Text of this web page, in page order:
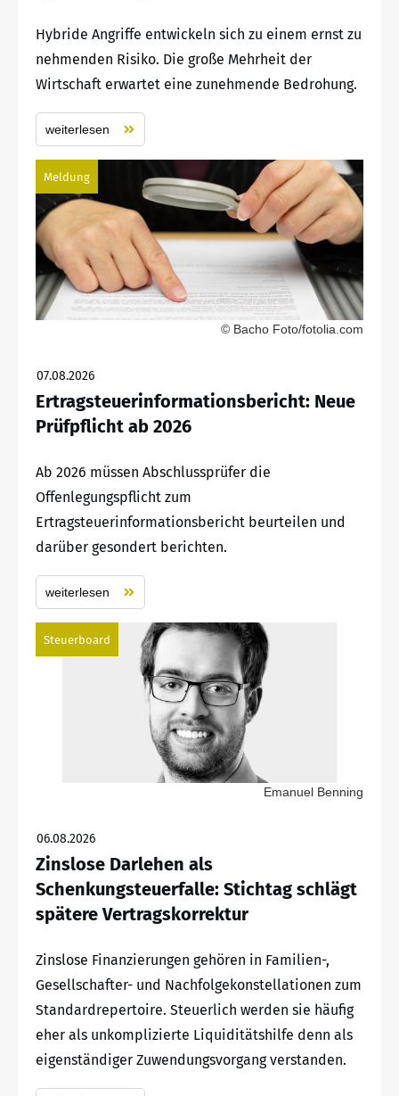
Hybride Angriffe entwickeln sich zu einem ernst zu
nehmenden Risiko. Die große Mehrheit der
Wirtschaft erwartet eine zunehmende Bedrohung.
weiterlesen
Meldung
© Bacho Foto/fotolia.com
07.08.2026
Ertragsteuerinformationsbericht: Neue
Prüfpflicht ab 2026
Ab 2026 müssen Abschlussprüfer die
Offenlegungspflicht zum
Ertragsteuerinformationsbericht beurteilen und
darüber gesondert berichten.
weiterlesen
Steuerboard
Emanuel Benning
06.08.2026
Zinslose Darlehen als
Schenkungsteuerfalle: Stichtag schlägt
spätere Vertragskorrektur
Zinslose Finanzierungen gehören in Familien-,
Gesellschafter- und Nachfolgekonstellationen zum
Standardrepertoire. Steuerlich werden sie häufig
eher als unkomplizierte Liquiditätshilfe denn als
eigenständiger Zuwendungsvorgang verstanden.